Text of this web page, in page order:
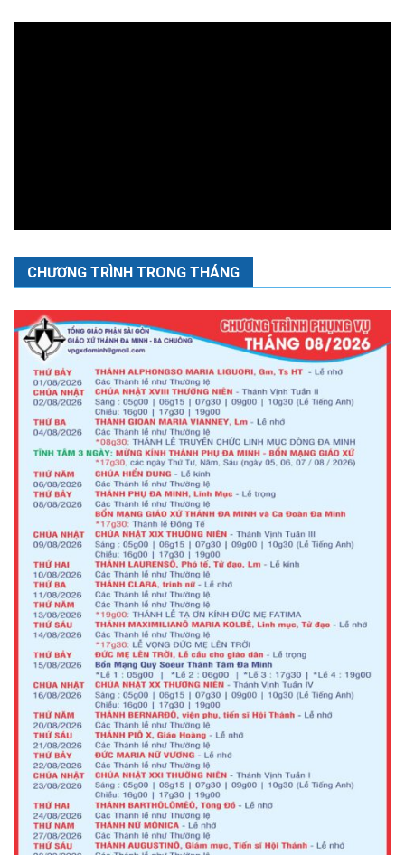
CHƯƠNG TRÌNH TRONG THÁNG